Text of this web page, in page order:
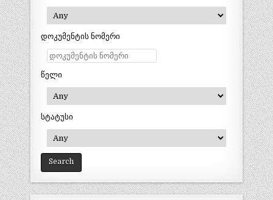
დოკუმენტის ნომერი
წელი
სტატუსი